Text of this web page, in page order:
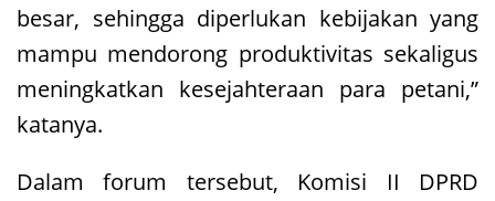
besar, sehingga diperlukan kebijakan yang
mampu mendorong produktivitas sekaligus
meningkatkan kesejahteraan para petani,”
katanya.
Dalam forum tersebut, Komisi II DPRD